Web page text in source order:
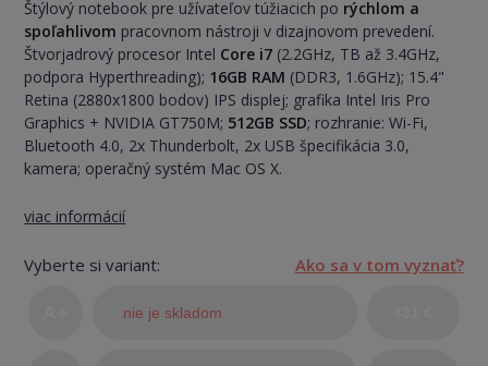
Štýlový notebook pre užívateľov túžiacich po rýchlom a
spoľahlivom pracovnom nástroji v dizajnovom prevedení.
Štvorjadrový procesor Intel Core i7 (2.2GHz, TB až 3.4GHz,
podpora Hyperthreading); 16GB RAM (DDR3, 1.6GHz); 15.4"
Retina (2880x1800 bodov) IPS displej; grafika Intel Iris Pro
Graphics + NVIDIA GT750M; 512GB SSD; rozhranie: Wi-Fi,
Bluetooth 4.0, 2x Thunderbolt, 2x USB špecifikácia 3.0,
kamera; operačný systém Mac OS X.
viac informácií
Vyberte si variant: Ako sa v tom vyznať?
nie je skladom